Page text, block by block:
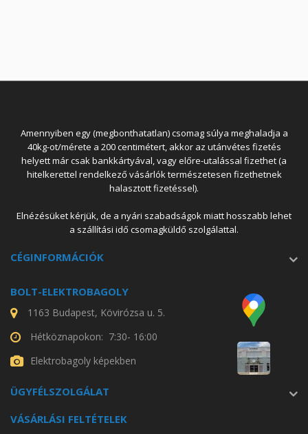
Amennyiben egy (megbonthatatlan) csomag súlya meghaladja a
40kg-ot/mérete a 200 centimétert, akkor az utánvétes fizetés
helyett már csak bankkártyával, vagy előre-utalással fizethet (a
hitelkerettel rendelkező vásárlók természetesen fizethetnek
halasztott fizetéssel).
Elnézésüket kérjük, de a nyári szabadságok miatt hosszabb lehet
a szállítási idő csomagküldő szolgálattal.
CÉGINFORMÁCIÓK
BOLT-ELEKTROBAGOLY
1163 Budapest, Kövirózsa u. 5.
Hétköznapokon: 7:30- 16:00
Elektrobagoly képekben
ÜGYFÉLSZOLGÁLAT
VÁSÁRLÁSI FELTÉTELEK